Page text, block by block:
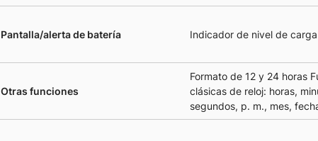
Pantalla/alerta de batería Indicador de nivel de
Otras funciones
Formato de 12 y 24 horas
clásicas de reloj: horas,
segundos, p. m., mes,